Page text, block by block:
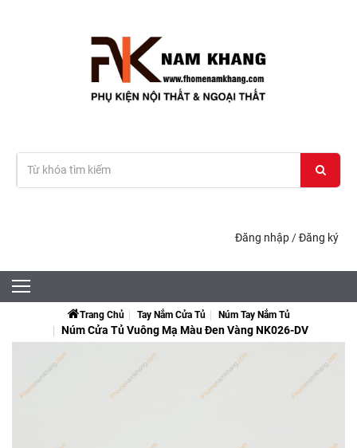
Đăng nhập /Đăng ký
Trang Chủ Tay Nắm Cửa Tủ Núm Tay Nắm Tủ
Núm Cửa Tủ Vuông Mạ Màu Đen Vàng NK026-DV